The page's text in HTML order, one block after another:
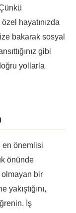
hayatınızda
bakarak sosyal
gibi
yollarla
en önemlisi
önünde
bir
yakıştığını,
İş